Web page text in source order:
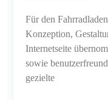
Für den
Konzeption,
Internetseite
sowie
gezielte